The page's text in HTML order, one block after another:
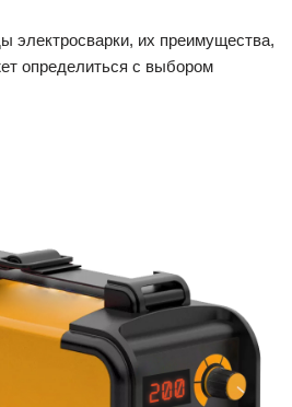
электросварки, их преимущества,
определиться с выбором